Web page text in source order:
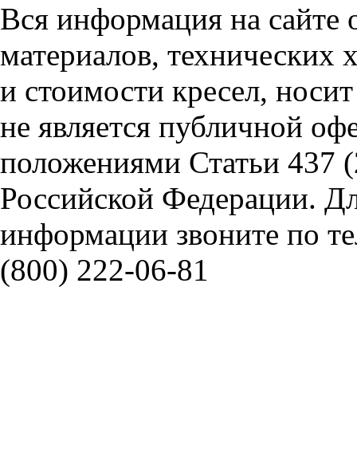
Вся информация на сайте
материалов, технических
и стоимости кресел,
не является публичной
положениями Статьи 437
Российской Федерации.
информации звоните по
(800) 222-06-81